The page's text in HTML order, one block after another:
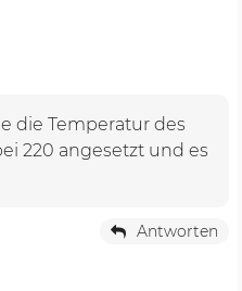
die Temperatur des
220 angesetzt und es
Antworten